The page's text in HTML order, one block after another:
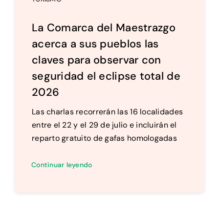
La Comarca del Maestrazgo
acerca a sus pueblos las
claves para observar con
seguridad el eclipse total de
2026
Las charlas recorrerán las 16 localidades
entre el 22 y el 29 de julio e incluirán el
reparto gratuito de gafas homologadas
Continuar leyendo